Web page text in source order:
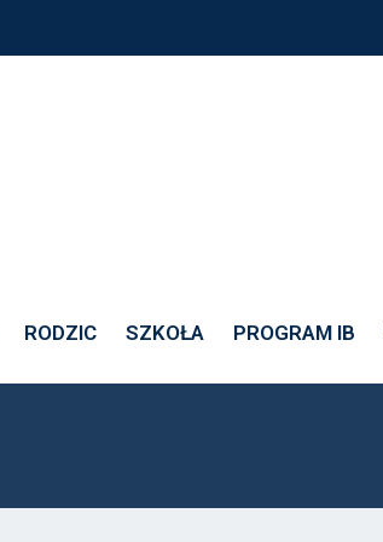
RODZIC SZKOŁA PROGRAM IB
08